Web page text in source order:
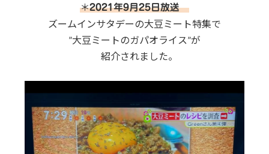
＊2021年9月25日放送
ズームインサタデーの大豆ミート特集で
”大豆ミートのガパオライス”が
紹介されました。